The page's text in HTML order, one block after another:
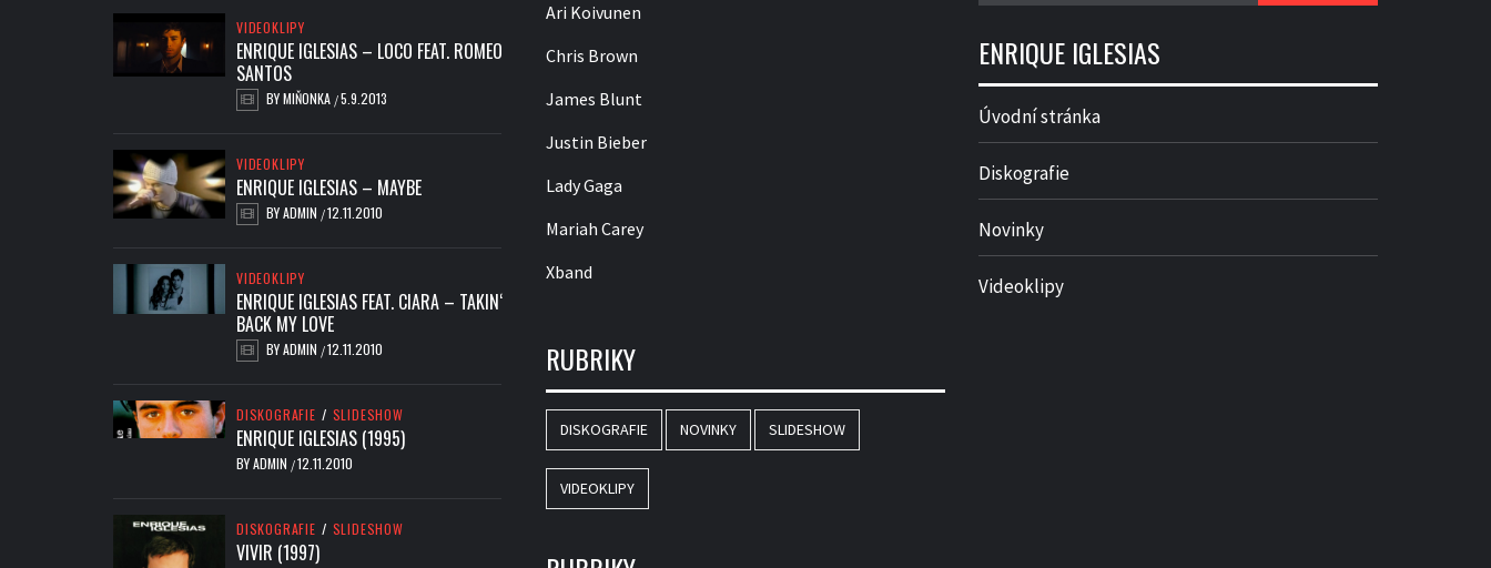
VIDEOKLIPY
ENRIQUE IGLESIAS – LOCO FEAT. ROMEO
SANTOS
BYMIŇONKA /5.9.2013
VIDEOKLIPY
ENRIQUE IGLESIAS – MAYBE
BYADMIN /12.11.2010
VIDEOKLIPY
ENRIQUE IGLESIAS FEAT. CIARA – TAKIN‘
BACK MY LOVE
BYADMIN /12.11.2010
DISKOGRAFIE / SLIDESHOW
ENRIQUE IGLESIAS (1995)
BYADMIN /12.11.2010
DISKOGRAFIE / SLIDESHOW
VIVIR (1997)
Ari Koivunen
Chris Brown
James Blunt
Justin Bieber
Lady Gaga
Mariah Carey
Xband
RUBRIKY
DISKOGRAFIE NOVINKY SLIDESHOW
VIDEOKLIPY
ENRIQUE IGLESIAS
Úvodní stránka
Diskografie
Novinky
Videoklipy